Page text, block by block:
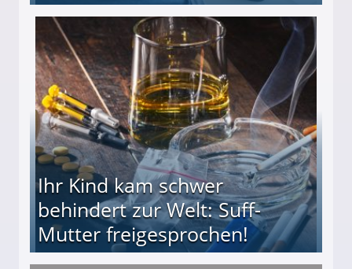
(34) in den finanziellen Ruin!
Ihr Kind kam schwer
behindert zur Welt: Suff-
Mutter freigesprochen!